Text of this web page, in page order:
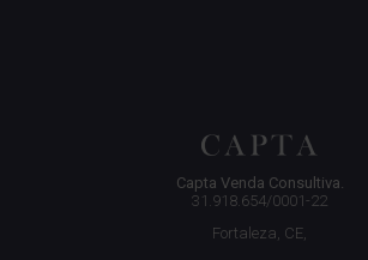
Capta Venda Consultiva.
31.918.654/0001-22
Fortaleza, CE,